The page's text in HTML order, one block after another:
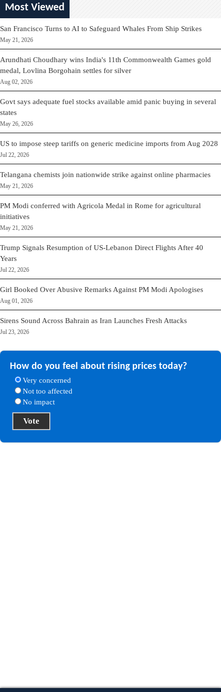
Most Viewed
San Francisco Turns to AI to Safeguard Whales From Ship Strikes
May 21, 2026
Arundhati Choudhary wins India's 11th Commonwealth Games gold
medal, Lovlina Borgohain settles for silver
Aug 02, 2026
Govt says adequate fuel stocks available amid panic buying in several
states
May 26, 2026
US to impose steep tariffs on generic medicine imports from Aug 2028
Jul 22, 2026
Telangana chemists join nationwide strike against online pharmacies
May 21, 2026
PM Modi conferred with Agricola Medal in Rome for agricultural
initiatives
May 21, 2026
Trump Signals Resumption of US-Lebanon Direct Flights After 40
Years
Jul 22, 2026
Girl Booked Over Abusive Remarks Against PM Modi Apologises
Aug 01, 2026
Sirens Sound Across Bahrain as Iran Launches Fresh Attacks
Jul 23, 2026
How do you feel about rising prices today?
Very concerned
Not too affected
No impact